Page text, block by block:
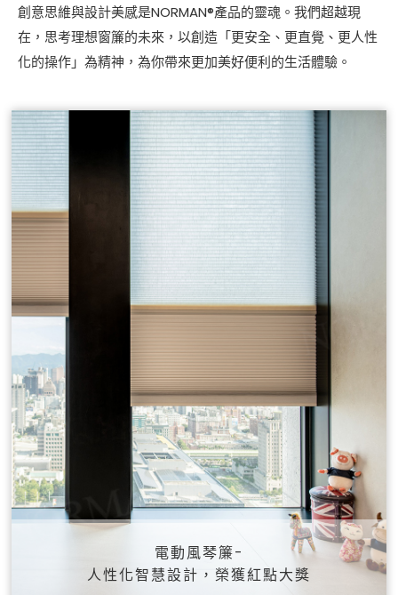
創意思維與設計美感是NORMAN®產品的靈魂。我們超越現
在，思考理想窗簾的未來，以創造「更安全、更直覺、更人性
化的操作」為精神，為你帶來更加美好便利的生活體驗。
電動風琴簾-
人性化智慧設計，榮獲紅點大獎